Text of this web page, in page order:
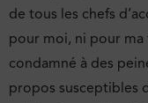
de tous les chefs
pour moi, ni pour ma
condamné à des
propos susceptibles